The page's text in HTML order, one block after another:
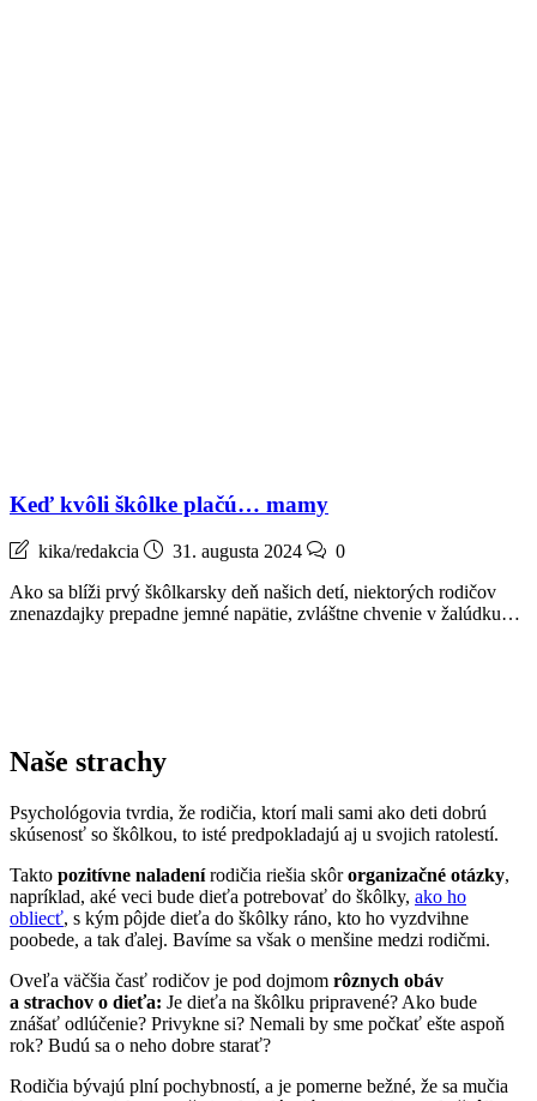
Keď kvôli škôlke plačú… mamy
kika/redakcia 31. augusta 2024
0
Ako sa blíži prvý škôlkarsky deň našich detí, niektorých rodičov
znenazdajky prepadne jemné napätie, zvláštne chvenie v žalúdku…
Naše strachy
Psychológovia tvrdia, že rodičia, ktorí mali sami ako deti dobrú
skúsenosť so škôlkou, to isté predpokladajú aj u svojich ratolestí.
Takto pozitívne naladenírodičia riešia skôrorganizačné otázky,
napríklad, aké veci bude dieťa potrebovať do škôlky, ako ho
obliecť, s kým pôjde dieťa do škôlky ráno, kto ho vyzdvihne
poobede, a tak ďalej. Bavíme sa však o menšine medzi rodičmi.
Oveľa väčšia časť rodičov je pod dojmom rôznych obáv
a strachov o dieťa: Je dieťa na škôlku pripravené? Ako bude
znášať odlúčenie? Privykne si? Nemali by sme počkať ešte aspoň
rok? Budú sa o neho dobre starať?
Rodičia bývajú plní pochybností, a je pomerne bežné, že sa mučia